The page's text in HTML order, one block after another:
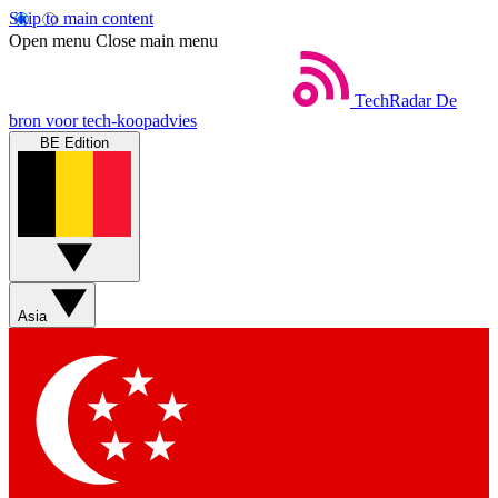
Skip to main content
Open menu Close main menu
TechRadar De
bron voor tech-koopadvies
BE Edition
Asia